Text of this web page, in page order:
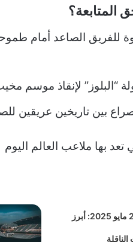
المتابعة؟
للفريق الصاعد أمام
“البلوز” لإنقاذ موسم
بين تاريخين عريقين
بها ملاعب العالم اليوم
مباريات الثلاثاء 20 مايو 2025: أبرز